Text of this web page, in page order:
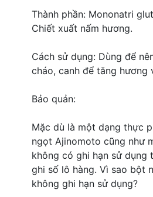
Thành phần: Mononatri
Chiết xuất nấm hương.
Cách sử dụng: Dùng để
cháo, canh để tăng hương
Bảo quản:
Mặc dù là một dạng thực
ngọt Ajinomoto cũng như
không có ghi hạn sử dụng
ghi số lô hàng. Vì sao bột
không ghi hạn sử dụng?